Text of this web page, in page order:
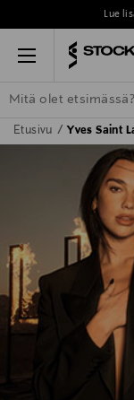
Lue
Menu
ETSI KAIKKI
Etusivu Yves Saint